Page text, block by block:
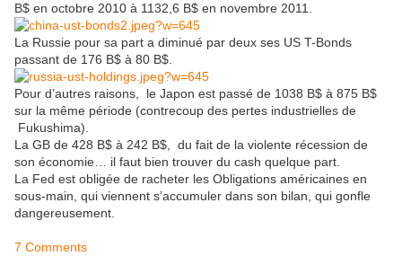
B$ en octobre 2010 à 1132,6 B$ en novembre 2011.
La Russie pour sa part a diminué par deux ses US T-Bonds
passant de 176 B$ à 80 B$.
Pour d’autres raisons, le Japon est passé de 1038 B$ à 875 B$
sur la même période (contrecoup des pertes industrielles de
Fukushima).
La GB de 428 B$ à 242 B$, du fait de la violente récession de
son économie… il faut bien trouver du cash quelque part.
La Fed est obligée de racheter les Obligations américaines en
sous-main, qui viennent s’accumuler dans son bilan, qui gonfle
dangereusement.
7 Comments